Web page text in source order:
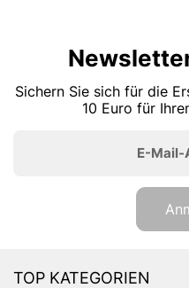
Sichern Sie sich für die
10 Euro für
E-Mail-
TOP KATEGORIEN